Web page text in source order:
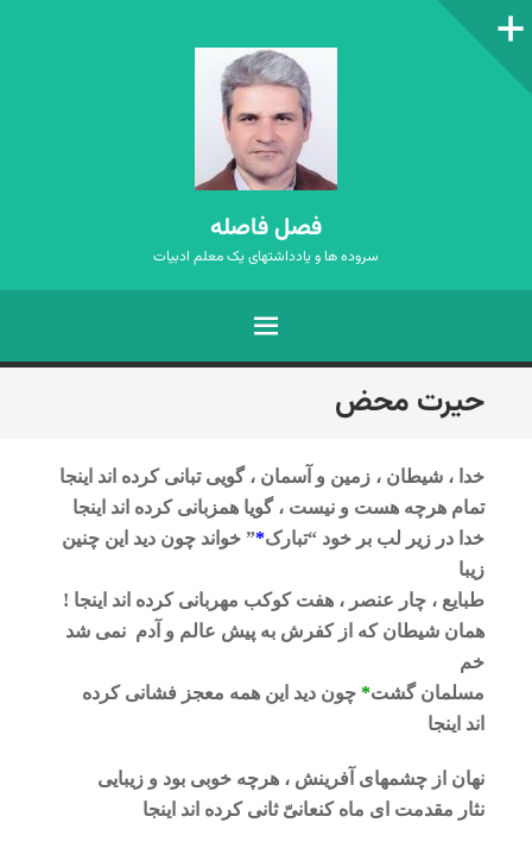
ستون‌کناری
فصل فاصله
سروده ها و یادداشتهای یک معلم ادبیات
فهرست
رفتن
به
حیرت محض
خدا ، شیطان ، زمین و آسمان ، گویی تبانی کرده اند اینجا
تمام هرچه هست و نیست ، گویا همزبانی کرده اند اینجا
خدا در زیر لب بر خود “تبارک*” خواند چون دید این چنین
زیبا
طبایع ، چار عنصر ، هفت کوکب مهربانی کرده اند اینجا !
همان شیطان که از کفرش به پیش عالم و آدم نمی شد
خم
مسلمان گشت* چون دید این همه معجز فشانی کرده
اند اینجا
نهان از چشمهای آفرینش ، هرچه خوبی بود و زیبایی
نثار مقدمت ای ماه کنعانیّ ثانی کرده اند اینجا